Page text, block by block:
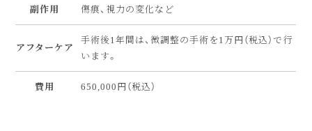
副作用
傷痕、視力の変化など
アフターケア
手術後1年間は、微調整の手術を1万円（税込）で行
います。
費用 650,000円（税込）